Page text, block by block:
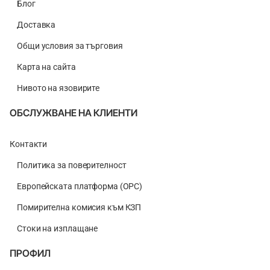
Блог
Доставка
Общи условия за търговия
Карта на сайта
Нивото на язовирите
ОБСЛУЖВАНЕ НА КЛИЕНТИ
Контакти
Политика за поверителност
Европейската платформа (ОРС)
Помирителна комисия към КЗП
Стоки на изплащане
ПРОФИЛ